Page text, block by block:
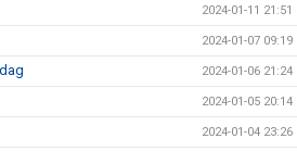
2024-01-11 21:51
2024-01-07 09:19
2024-01-06 21:24
2024-01-05 20:14
2024-01-04 23:26